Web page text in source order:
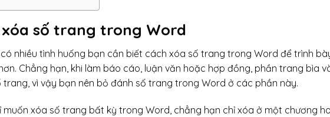
số trang trong Word
nhiều tình huống bạn cần biết cách xóa số trang trong Word để trình
Chẳng hạn, khi làm báo cáo, luận văn hoặc hợp đồng, phần trang bìa
trang, vì vậy bạn nên bỏ đánh số trang trong Word ở các phần này.
muốn xóa số trang bất kỳ trong Word, chẳng hạn chỉ xóa ở một chương